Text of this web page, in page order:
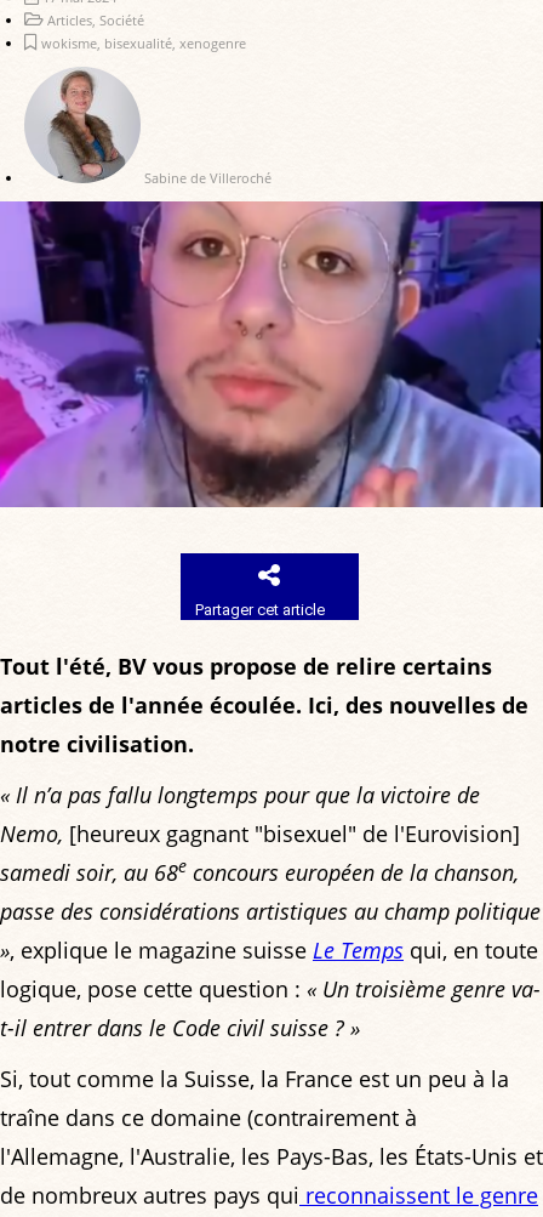
Articles, Société
wokisme, bisexualité, xenogenre
Sabine de Villeroché
Partager cet article
Tout l'été, BV vous propose de relire certains
articles de l'année écoulée. Ici, des nouvelles de
notre civilisation.
« Il n’a pas fallu longtemps pour que la victoire de
Nemo, [heureux gagnant "bisexuel" de l'Eurovision]
samedi soir, au 68e concours européen de la chanson,
passe des considérations artistiques au champ politique
», explique le magazine suisse Le Temps qui, en toute
logique, pose cette question : « Un troisième genre va-
t-il entrer dans le Code civil suisse ? »
Si, tout comme la Suisse, la France est un peu à la
traîne dans ce domaine (contrairement à
l'Allemagne, l'Australie, les Pays-Bas, les États-Unis et
de nombreux autres pays qui reconnaissent le genre